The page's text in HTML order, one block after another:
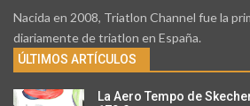
Nacida en 2008, Triatlon Channel fue la
diariamente de triatlon en España.
ÚLTIMOS ARTÍCULOS
La Aero Tempo de